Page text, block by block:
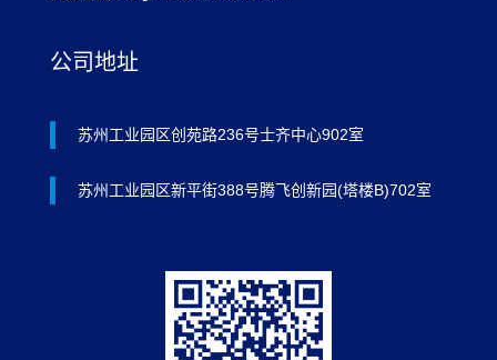
公司地址
苏州工业园区创苑路236号士齐中心902室
苏州工业园区新平街388号腾飞创新园(塔楼B)702室